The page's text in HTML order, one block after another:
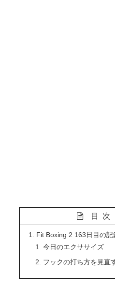
目次
Fit Boxing 2 163日目の
今日のエクササイズ
フックの打ち方を見直